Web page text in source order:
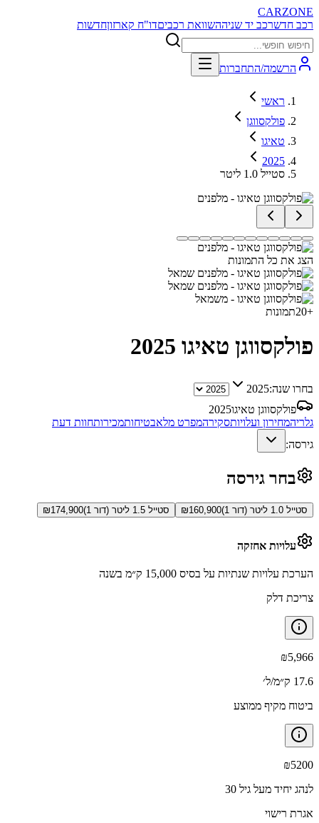
CARZONE
רכב חדשרכב יד שניההשוואת רכביםדו"ח קארזוןחדשות
הרשמה/התחברות
ראשי
פולקסווגן
טאיגו
2025
סטייל 1.0 ליטר
הצג את כל התמונות
+
20תמונות
פולקסווגן טאיגו 2025
בחרו שנה:2025
פולקסווגן טאיגו2025
גלריהמחירון ועלויותסקירהמפרט מלאבטיחותמכירותחוות דעת
גירסה:
בחר גירסה
סטייל 1.0 ליטר (דור 1) ₪160,900 סטייל 1.5 ליטר (דור 1) ₪174,900
עלויות אחזקה
הערכת עלויות שנתיות על בסיס 15,000 ק״מ בשנה
צריכת דלק
₪5,966
17.6 ק״מ/ל׳
ביטוח מקיף ממוצע
₪5200
לנהג יחיד מעל גיל 30
אגרת רישוי